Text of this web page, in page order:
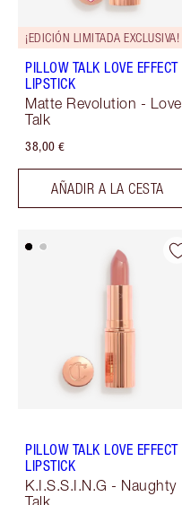
¡EDICIÓN LIMITADA EXCLUSIVA!
PILLOW TALK LOVE EFFECT
LIPSTICK
Matte Revolution - Love
Talk
38,00 €
AÑADIR A LA CESTA
PILLOW TALK LOVE EFFECT
LIPSTICK
K.I.S.S.I.N.G - Naughty
Talk